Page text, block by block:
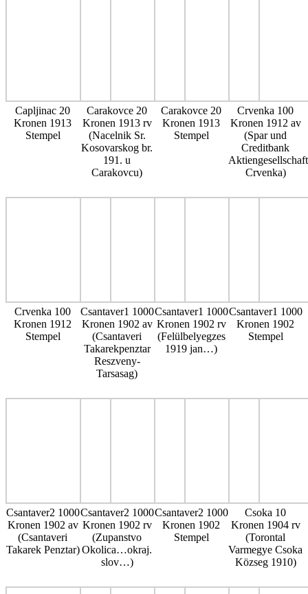
Capljinac 20
Kronen 1913
Stempel
Carakovce 20
Kronen 1913 rv
(Nacelnik Sr.
Kosovarskog br.
191. u
Carakovcu)
Carakovce 20
Kronen 1913
Stempel
Crvenka 100
Kronen 1912 av
(Spar und
Creditbank
Aktiengesellschaft
Crvenka)
Crvenka 100
Kronen 1912
Stempel
Csantaver1 1000
Kronen 1902 av
(Csantaveri
Takarekpenztar
Reszveny-
Tarsasag)
Csantaver1 1000
Kronen 1902 rv
(Felülbelyegzes
1919 jan…)
Csantaver1 1000
Kronen 1902
Stempel
Csantaver2 1000
Kronen 1902 av
(Csantaveri
Takarek Penztar)
Csantaver2 1000
Kronen 1902 rv
(Zupanstvo
Okolica…okraj.
slov…)
Csantaver2 1000
Kronen 1902
Stempel
Csoka 10
Kronen 1904 rv
(Torontal
Varmegye Csoka
Közseg 1910)